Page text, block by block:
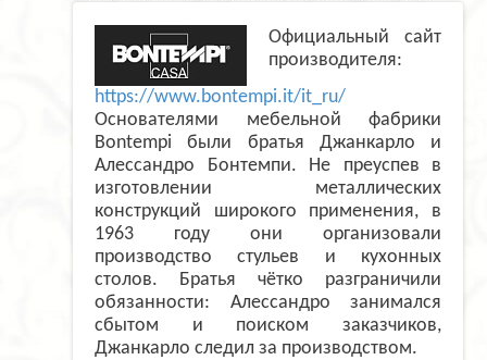
Официальный сайт
производителя:
https://www.bontempi.it/it_ru/
Основателями мебельной фабрики
Bontempi были братья Джанкарло и
Алессандро Бонтемпи. Не преуспев в
изготовлении металлических
конструкций широкого применения, в
1963 году они организовали
производство стульев и кухонных
столов. Братья чётко разграничили
обязанности: Алессандро занимался
сбытом и поиском заказчиков,
Джанкарло следил за производством.